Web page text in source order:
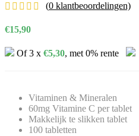
(0 klantbeoordelingen)
€15,90
Of 3 x €5,30, met 0% rente
Vitaminen & Mineralen
60mg Vitamine C per tablet
Makkelijk te slikken tablet
100 tabletten